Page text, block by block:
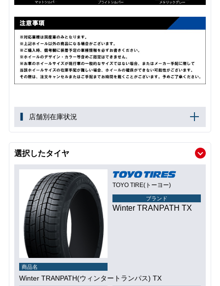
店舗別在庫状況
選択したタイヤ
TOYO TIRE(トーヨー)
ブランド
Winter TRANPATH TX
商品名
Winter TRANPATH(ウィンタートランパス) TX